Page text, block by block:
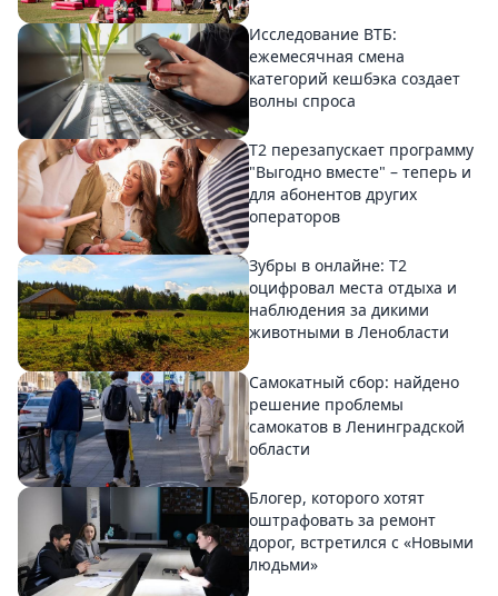
Исследование ВТБ:
ежемесячная смена
категорий кешбэка создает
волны спроса
Т2 перезапускает программу
"Выгодно вместе" – теперь и
для абонентов других
операторов
Зубры в онлайне: Т2
оцифровал места отдыха и
наблюдения за дикими
животными в Ленобласти
Самокатный сбор: найдено
решение проблемы
самокатов в Ленинградской
области
Блогер, которого хотят
оштрафовать за ремонт
дорог, встретился с «Новыми
людьми»